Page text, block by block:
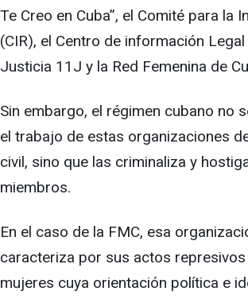
Te Creo en Cuba”, el Comité para la
(CIR), el Centro de información Legal
Justicia 11J y la Red Femenina de
Sin embargo, el régimen cubano no
el trabajo de estas organizaciones
civil, sino que las criminaliza y
miembros.
En el caso de la FMC, esa
caracteriza por sus actos
mujeres cuya orientación política e